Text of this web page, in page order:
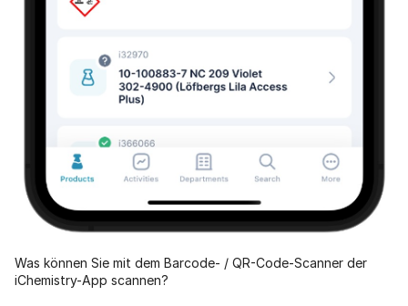
Was können Sie mit dem Barcode- / QR-Code-Scanner der
iChemistry-App scannen?